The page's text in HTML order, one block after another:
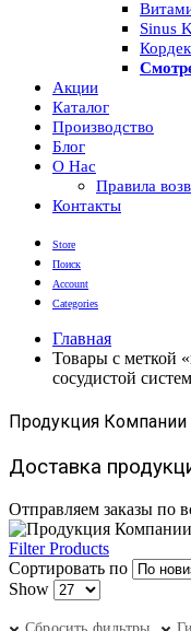
Sinus
Акции
Каталог
Производство
Блог
О Нас
Правила
Контакты
Store
Поиск
Account
Categories
Главная
Товары с меткой
сосудистой
Продукция
Доставка
Отправляем заказы по
Filter Products
Сортировать по
Show